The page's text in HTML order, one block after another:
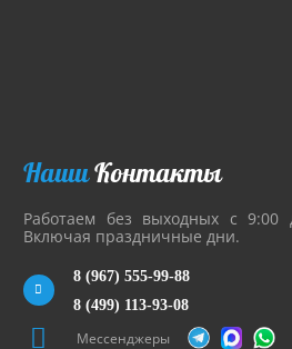
НашиКонтакты
Работаем без выходных с
Включая праздничные дни.
8 (967) 555-99-88
8 (499) 113-93-08
Мессенджеры